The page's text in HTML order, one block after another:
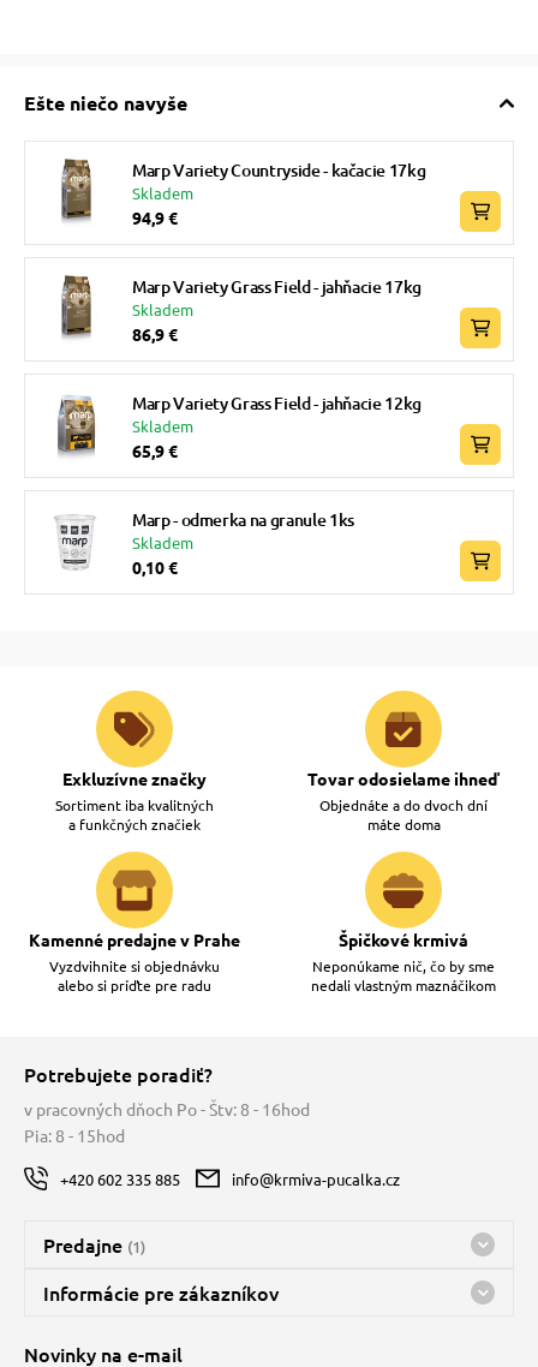
Ešte niečo navyše
Marp Variety Countryside - kačacie 17kg
Skladem
94,9 €
Marp Variety Grass Field - jahňacie 17kg
Skladem
86,9 €
Marp Variety Grass Field - jahňacie 12kg
Skladem
65,9 €
Marp - odmerka na granule 1ks
Skladem
0,10 €
Exkluzívne značky
Sortiment iba kvalitných
a funkčných značiek
Tovar odosielame ihneď
Objednáte a do dvoch dní
máte doma
Kamenné predajne v Prahe
Vyzdvihnite si objednávku
alebo si príďte pre radu
Špičkové krmivá
Neponúkame nič, čo by sme
nedali vlastným maznáčikom
Potrebujete poradiť?
v pracovných dňoch Po - Štv: 8 - 16hod
Pia: 8 - 15hod
+420 602 335 885 info@krmiva-pucalka.cz
Predajne (1)
Predajňa a sklad Kbely
Bohužiaľ, momentálne máme zatvorené
Informácie pre zákazníkov
Novinky na e-mail